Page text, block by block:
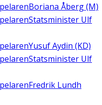
Boriana Åberg (M)
Statsminister Ulf
Yusuf Aydin (KD)
Statsminister Ulf
Fredrik Lundh